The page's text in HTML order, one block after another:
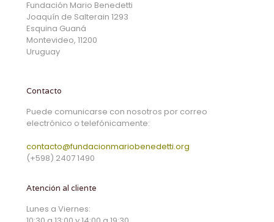
Fundación Mario Benedetti
Joaquín de Salterain 1293
Esquina Guaná
Montevideo, 11200
Uruguay
Contacto
Puede comunicarse con nosotros por correo
electrónico o telefónicamente:
contacto@fundacionmariobenedetti.org
(+598) 2407 1490
Atención al cliente
Lunes a Viernes: